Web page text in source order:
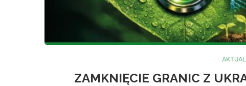
ZAMKNIĘCIE GRANIC Z